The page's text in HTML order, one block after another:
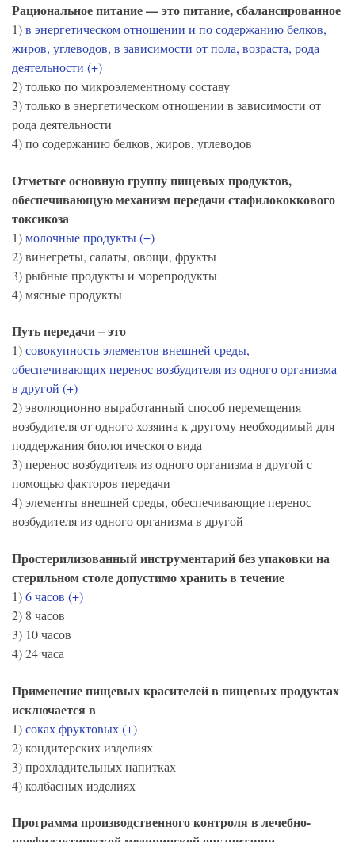
Рациональное питание — это питание, сбалансированное
1)в энергетическом отношении и по содержанию белков,
жиров, углеводов, в зависимости от пола, возраста, рода
деятельности (+)
2) только по микроэлементному составу
3) только в энергетическом отношении в зависимости от
рода деятельности
4) по содержанию белков, жиров, углеводов
Отметьте основную группу пищевых продуктов,
обеспечивающую механизм передачи стафилококкового
токсикоза
1)молочные продукты (+)
2) винегреты, салаты, овощи, фрукты
3) рыбные продукты и морепродукты
4) мясные продукты
Путь передачи – это
1)совокупность элементов внешней среды,
обеспечивающих перенос возбудителя из одного организма
в другой (+)
2) эволюционно выработанный способ перемещения
возбудителя от одного хозяина к другому необходимый для
поддержания биологического вида
3) перенос возбудителя из одного организма в другой с
помощью факторов передачи
4) элементы внешней среды, обеспечивающие перенос
возбудителя из одного организма в другой
Простерилизованный инструментарий без упаковки на
стерильном столе допустимо хранить в течение
1)6 часов (+)
2) 8 часов
3) 10 часов
4) 24 часа
Применение пищевых красителей в пищевых продуктах
исключается в
1)соках фруктовых (+)
2) кондитерских изделиях
3) прохладительных напитках
4) колбасных изделиях
Программа производственного контроля в лечебно-